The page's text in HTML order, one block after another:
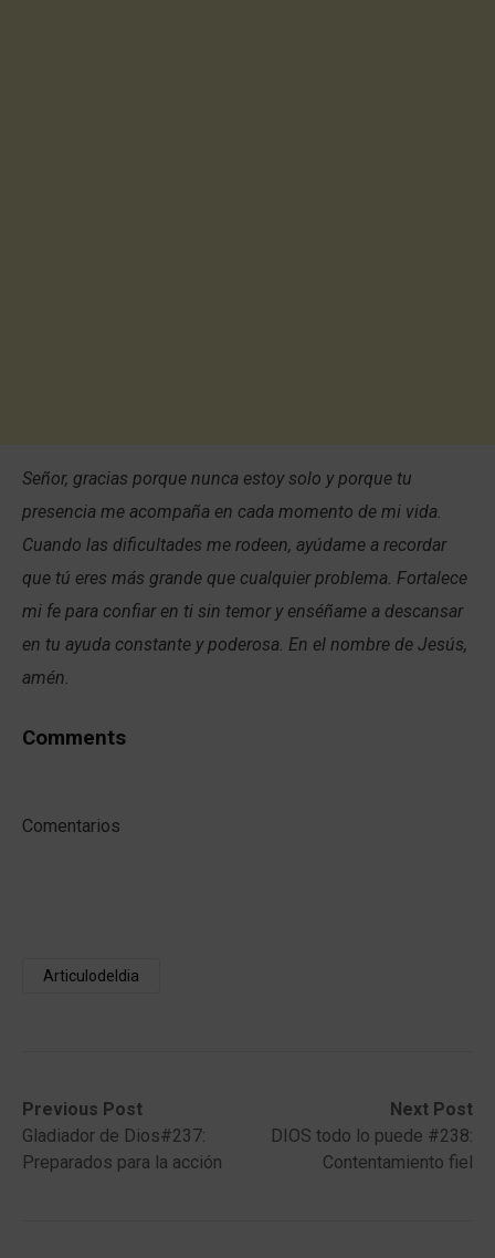
Señor, gracias porque nunca estoy solo y porque tu
presencia me acompaña en cada momento de mi vida.
Cuando las dificultades me rodeen, ayúdame a recordar
que tú eres más grande que cualquier problema. Fortalece
mi fe para confiar en ti sin temor y enséñame a descansar
en tu ayuda constante y poderosa. En el nombre de Jesús,
amén.
Comments
Comentarios
Articulodeldia
Post
navigation
Previous Post
Previous
post:Gladiador de Dios#237:
Preparados para la acción
Next Post
Next
post:
DIOS todo lo puede #238:
Contentamiento fiel